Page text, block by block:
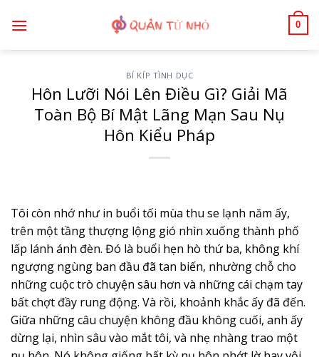
qua
0
BÍ KÍP TÌNH DỤC
Hôn Lưỡi Nói Lên Điều Gì? Giải Mã
Toàn Bộ Bí Mật Lãng Mạn Sau Nụ
Hôn Kiểu Pháp
Tôi còn nhớ như in buổi tối mùa thu se lạnh năm ấy,
trên một tầng thượng lộng gió nhìn xuống thành phố
lấp lánh ánh đèn. Đó là buổi hẹn hò thứ ba, không khí
ngượng ngùng ban đầu đã tan biến, nhường chỗ cho
những cuộc trò chuyện sâu hơn và những cái chạm tay
bất chợt đầy rung động. Và rồi, khoảnh khắc ấy đã đến.
Giữa những câu chuyện không đầu không cuối, anh ấy
dừng lại, nhìn sâu vào mắt tôi, và nhẹ nhàng trao một